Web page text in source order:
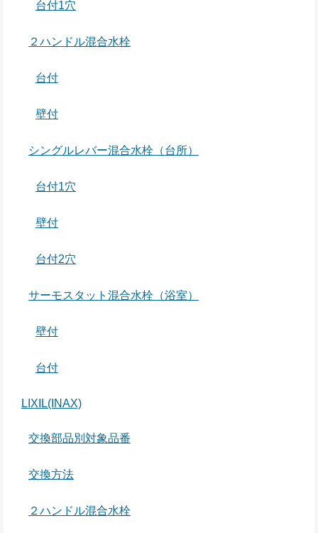
台付1穴
２ハンドル混合水栓
台付
壁付
シングルレバー混合水栓（台所）
台付1穴
壁付
台付2穴
サーモスタット混合水栓（浴室）
壁付
台付
LIXIL(INAX)
交換部品別対象品番
交換方法
２ハンドル混合水栓